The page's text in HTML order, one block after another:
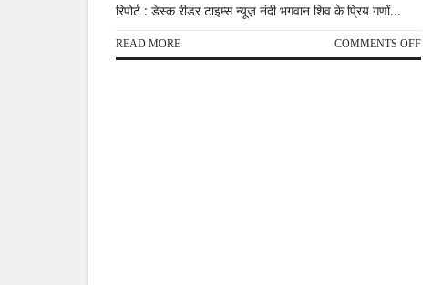
रिपोर्ट : डेस्क रीडर टाइम्स न्यूज़ नंदी भगवान शिव के प्रिय गणों...
READ MORE COMMENTS OFFON
बिना